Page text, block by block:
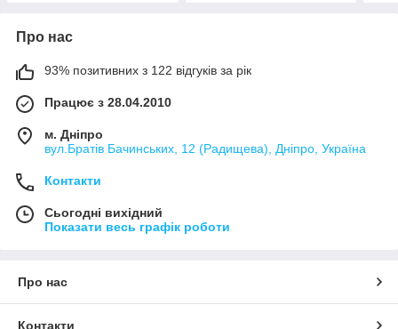
Про нас
93% позитивних з 122 відгуків за рік
Працює з 28.04.2010
м. Дніпро
вул.Братів Бачинських, 12 (Радищева), Дніпро, Україна
Контакти
Сьогодні вихідний
Показати весь графік роботи
Про нас
Контакти